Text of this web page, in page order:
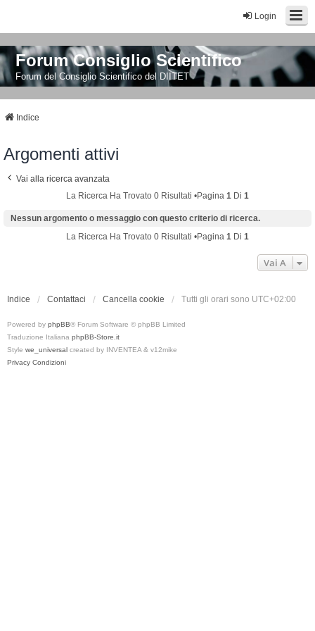
Login
Forum Consiglio Scientifico
Forum del Consiglio Scientifico del DIITET
Indice
Argomenti attivi
Vai alla ricerca avanzata
La Ricerca Ha Trovato 0 Risultati •Pagina 1 Di 1
Nessun argomento o messaggio con questo criterio di ricerca.
La Ricerca Ha Trovato 0 Risultati •Pagina 1 Di 1
Vai A
Indice Contattaci Cancella cookie Tutti gli orari sono UTC+02:00
Powered by phpBB® Forum Software © phpBB Limited
Traduzione Italiana phpBB-Store.it
Style we_universal created by INVENTEA & v12mike
Privacy Condizioni